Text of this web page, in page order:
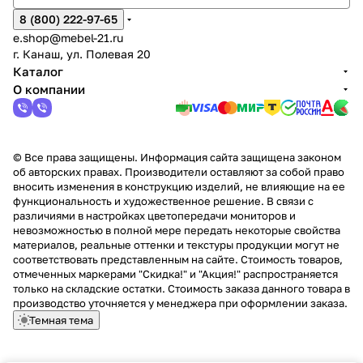
8 (800) 222-97-65
e.shop@mebel-21.ru
г. Канаш, ул. Полевая 20
Каталог
О компании
© Все права защищены. Информация сайта защищена законом
об авторских правах. Производители оставляют за собой право
вносить изменения в конструкцию изделий, не влияющие на ее
функциональность и художественное решение. В связи с
различиями в настройках цветопередачи мониторов и
невозможностью в полной мере передать некоторые свойства
материалов, реальные оттенки и текстуры продукции могут не
соответствовать представленным на сайте. Стоимость товаров,
отмеченных маркерами "Скидка!" и "Акция!" распространяется
только на складские остатки. Стоимость заказа данного товара в
производство уточняется у менеджера при оформлении заказа.
Темная тема